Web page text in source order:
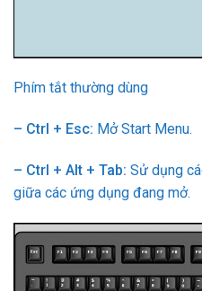
Phím tắt thường dùng
– Ctrl + Esc: Mở Start Menu.
– Ctrl + Alt + Tab: Sử dụng
giữa các ứng dụng đang mở.